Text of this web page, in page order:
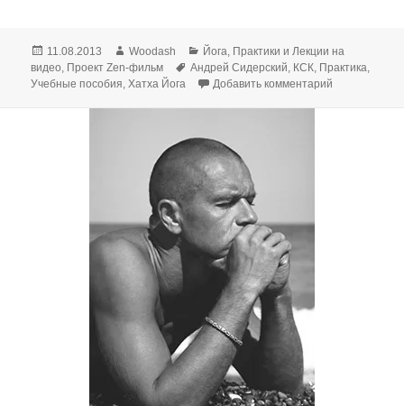
Опубликовано
11.08.2013 Автор
Woodash Рубрики
Йога, Практики и Лекции на
видео, Проект Zen-фильм Метки
Андрей Сидерский, КСК, Практика,
Учебные пособия,Хатха Йога Добавить комментарий